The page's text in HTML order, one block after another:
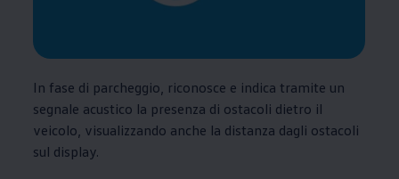
In fase di parcheggio, riconosce e indica tramite un
segnale acustico la presenza di ostacoli dietro il
veicolo, visualizzando anche la distanza dagli ostacoli
sul display.